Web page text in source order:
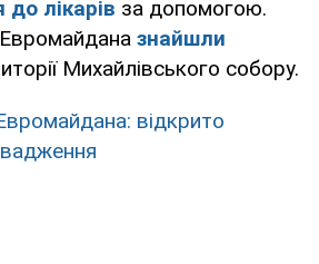
лікарів за допомогою.
Евромайдана знайшли
Михайлівського собору.
відкрито